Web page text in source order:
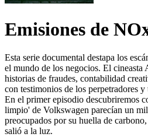
Emisiones de
Esta serie documental destapa los
el mundo de los negocios. El cineasta
historias de fraudes, contabilidad
con testimonios de los perpetradores
En el primer episodio descubriremos
limpio' de Volkswagen parecían un
preocupados por su huella de
salió a la luz.